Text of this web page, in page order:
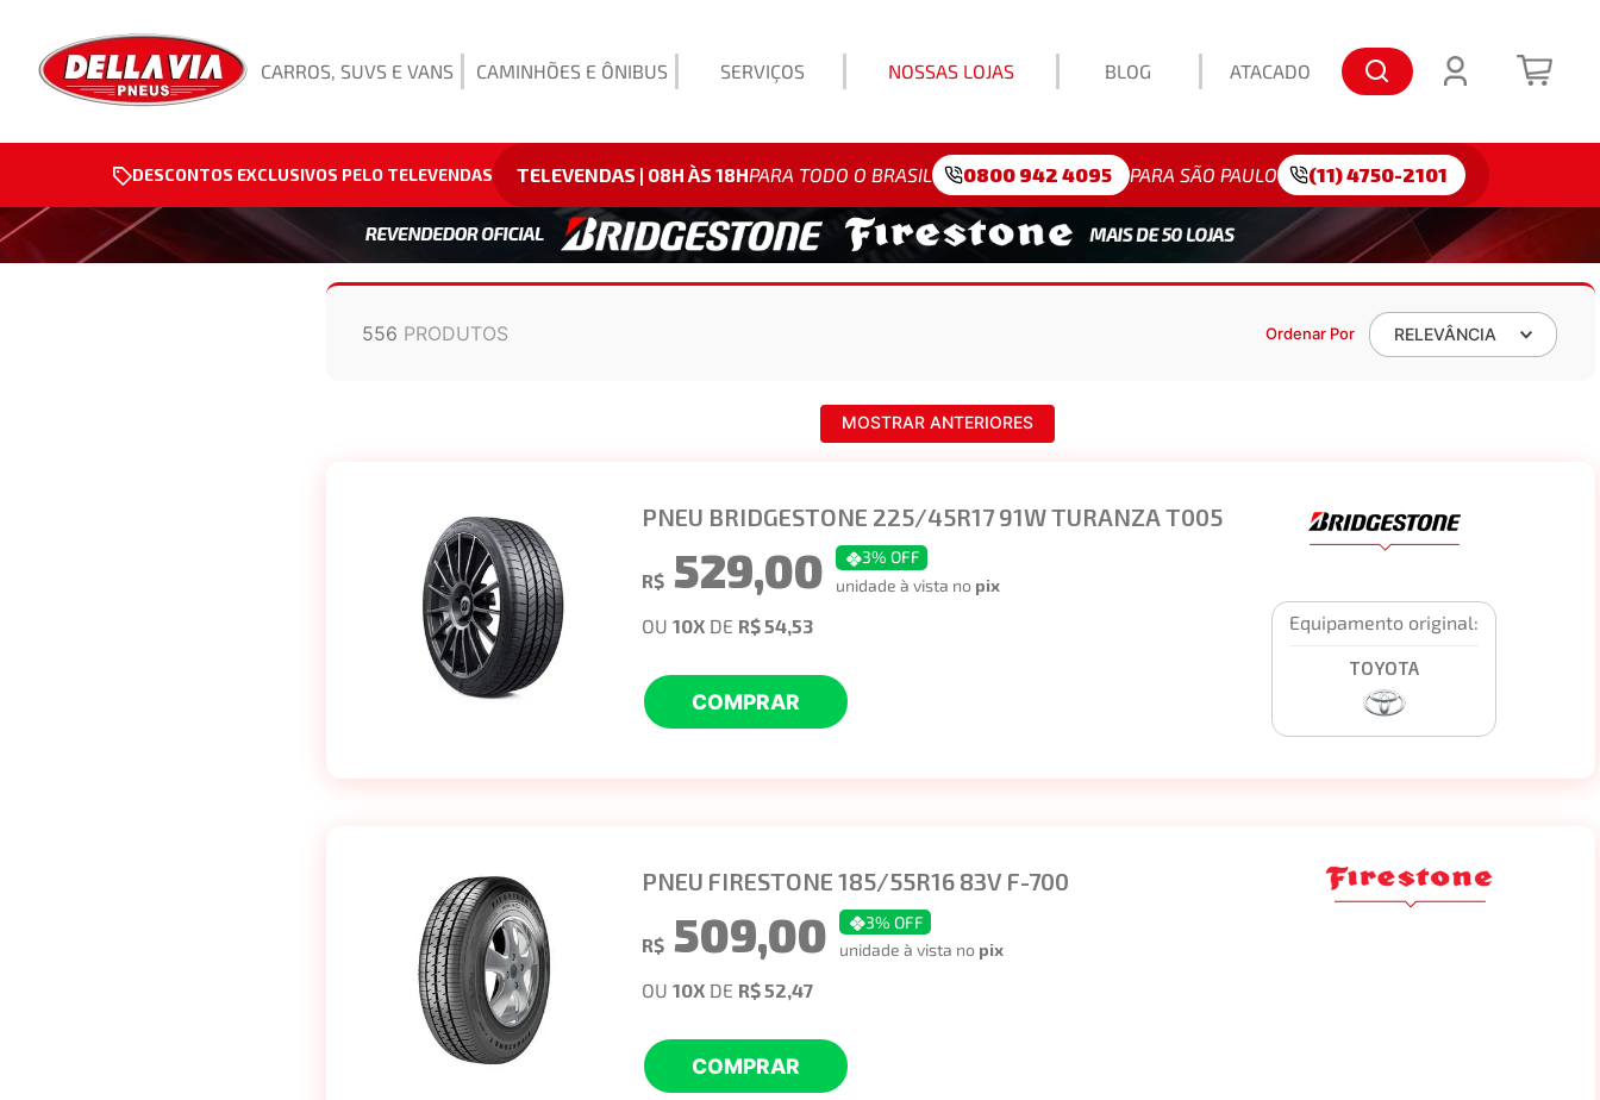
CARROS, SUVS E VANS CAMINHÕES E ÔNIBUS SERVIÇOS NOSSAS LOJAS BLOG ATACADO
Exemplo: 175/65R15
DESCONTOS EXCLUSIVOS PELO TELEVENDAS TELEVENDAS | 08H ÀS 18HPARA TODO O BRASIL 0800 942 4095 PARA SÃO PAULO (11) 4750-2101
556 PRODUTOS Ordenar Por RELEVÂNCIA
MOSTRAR ANTERIORES
PNEU BRIDGESTONE 225/45R17 91W TURANZA T005
R$ 529,00 3% OFF
unidade à vista no pix
OU 10X DE R$ 54,53
COMPRAR
Equipamento original:
TOYOTA
PNEU FIRESTONE 185/55R16 83V F-700
R$ 509,00 3% OFF
unidade à vista no pix
OU 10X DE R$ 52,47
COMPRAR